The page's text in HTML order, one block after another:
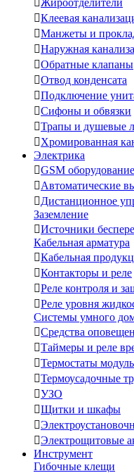
Жироотделители
Клеевая
Манжеты и
Наружная
Обратные клапаны
Отвод конденсата
Подключение
Сифоны и обвязки
Трапы и душевые
Хромированная
Электрика
GSM оборудование
Автоматические
Дистанционное
Заземление
Источники
Кабельная арматура
Кабельная
Контакторы и реле
Реле контроля и
Реле уровня
Системы умного
Средства
Таймеры и реле
Термостаты
Термоусадочные
УЗО
Щитки и шкафы

Электрощитовые
Инструмент
Гибочные клещи